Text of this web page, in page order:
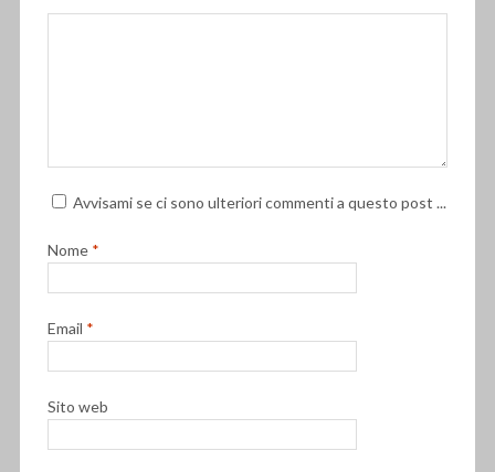
Avvisami se ci sono ulteriori commenti a questo post ...
Nome *
Email *
Sito web